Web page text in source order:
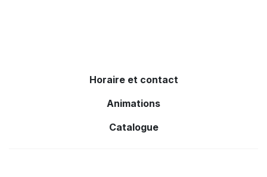
Horaire et contact
Animations
Catalogue